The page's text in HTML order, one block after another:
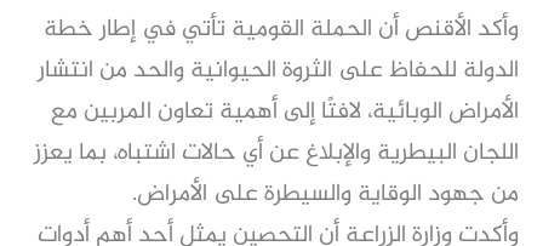
وأكد الأقنص أن الحملة القومية تأتي في إطار خطة
الدولة للحفاظ على الثروة الحيوانية والحد من انتشار
الأمراض الوبائية، لافتًا إلى أهمية تعاون المربين مع
اللجان البيطرية والإبلاغ عن أي حالات اشتباه، بما يعزز
من جهود الوقاية والسيطرة على الأمراض.
وأكدت وزارة الزراعة أن التحصين يمثل أحد أهم أدوات